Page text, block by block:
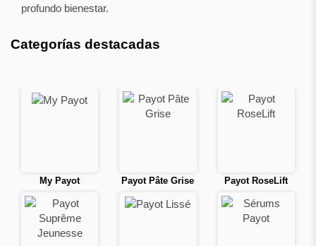
profundo bienestar.
Categorías destacadas
My Payot Payot Pâte Grise Payot RoseLift